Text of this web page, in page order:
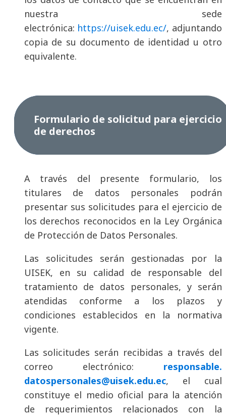
nuestra sede
electrónica: https://uisek.edu.ec/, adjuntando
copia de su documento de identidad u otro
equivalente.
Formulario de solicitud para ejercicio
de derechos
A través del presente formulario, los
titulares de datos personales podrán
presentar sus solicitudes para el ejercicio de
los derechos reconocidos en la Ley Orgánica
de Protección de Datos Personales.
Las solicitudes serán gestionadas por la
UISEK, en su calidad de responsable del
tratamiento de datos personales, y serán
atendidas conforme a los plazos y
condiciones establecidos en la normativa
vigente.
Las solicitudes serán recibidas a través del
correo electrónico: responsable.
datospersonales@uisek.edu.ec, el cual
constituye el medio oficial para la atención
de requerimientos relacionados con la